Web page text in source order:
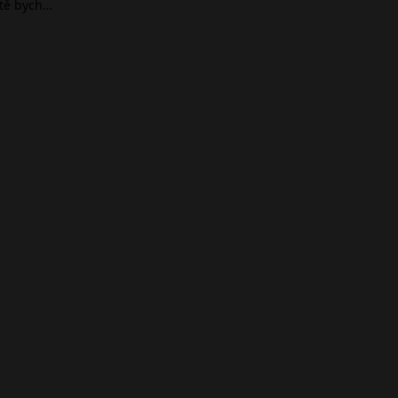
bych…